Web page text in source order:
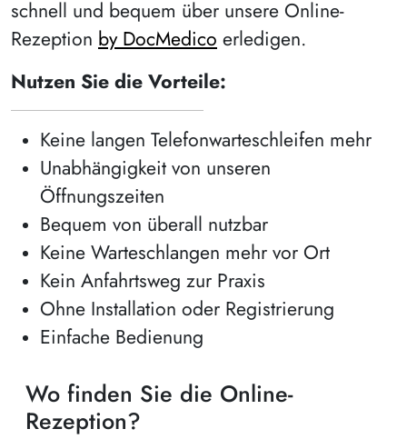
schnell und bequem über unsere Online-
Rezeption by DocMedico erledigen.
Nutzen Sie die Vorteile:
Keine langen Telefonwarteschleifen mehr
Unabhängigkeit von unseren
Öffnungszeiten
Bequem von überall nutzbar
Keine Warteschlangen mehr vor Ort
Kein Anfahrtsweg zur Praxis
Ohne Installation oder Registrierung
Einfache Bedienung
Wo finden Sie die Online-
Rezeption?